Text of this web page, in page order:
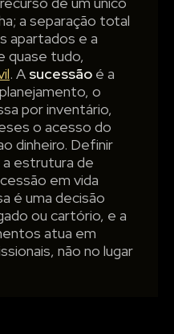
a separação total
apartados e a
quase tudo,
. A sucessão é a
o
por inventário,
o acesso do
dinheiro. Definir
estrutura de
em vida
é uma decisão
ou cartório, e a
atua em
não no lugar